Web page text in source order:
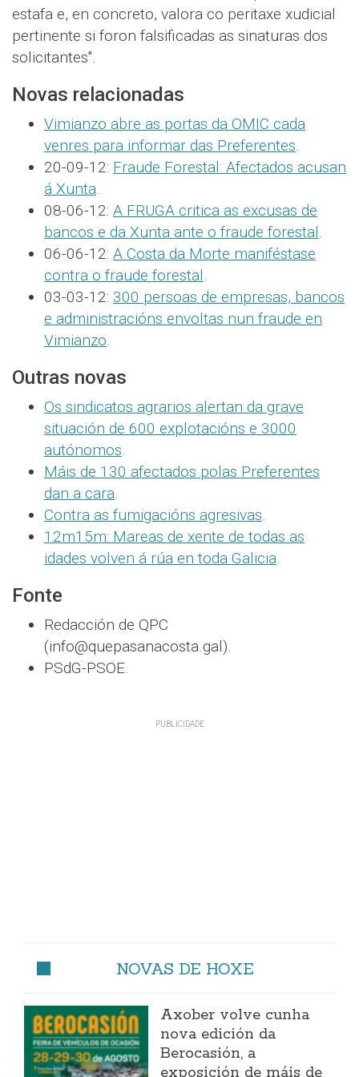
estafa e, en concreto, valora co peritaxe xudicial
pertinente si foron falsificadas as sinaturas dos
solicitantes".
Novas relacionadas
Vimianzo abre as portas da OMIC cada
venres para informar das Preferentes.
20-09-12: Fraude Forestal: Afectados acusan
á Xunta.
08-06-12: A FRUGA critica as excusas de
bancos e da Xunta ante o fraude forestal.
06-06-12: A Costa da Morte maniféstase
contra o fraude forestal.
03-03-12: 300 persoas de empresas, bancos
e administracións envoltas nun fraude en
Vimianzo.
Outras novas
Os sindicatos agrarios alertan da grave
situación de 600 explotacións e 3000
autónomos.
Máis de 130 afectados polas Preferentes
dan a cara.
Contra as fumigacións agresivas.
12m15m: Mareas de xente de todas as
idades volven á rúa en toda Galicia.
Fonte
Redacción de QPC
(info@quepasanacosta.gal).
PSdG-PSOE.
NOVAS DE HOXE
Axober volve cunha
nova edición da
Berocasión, a
exposición de máis de